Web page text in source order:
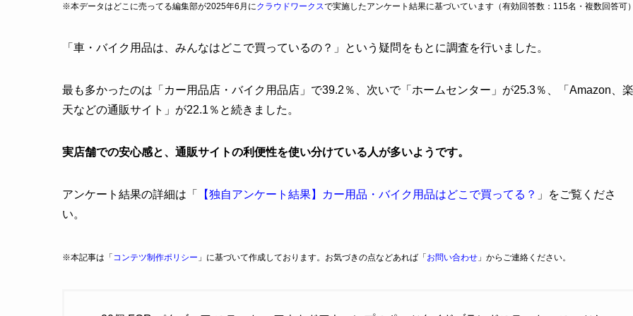
※本データはどこに売ってる編集部が2025年6月にクラウドワークスで実施したアンケート結果に基づいています（有効回答数：115名・複数回答可
「車・バイク用品は、みんなはどこで買っているの？」という疑問をもとに調査を行いました。
最も多かったのは「カー用品店・バイク用品店」で39.2％、次いで「ホームセンター」が25.3％、「Amazon、楽
天などの通販サイト」が22.1％と続きました。
実店舗での安心感と、通販サイトの利便性を使い分けている人が多いようです。
アンケート結果の詳細は「 【独自アンケート結果】カー用品・バイク用品はどこで買ってる？ 」をご覧くださ
い。
※本記事は「 コンテツ制作ポリシー 」に基づいて作成しております。お気づきの点などあれば「 お問い合わせ 」からご連絡ください。